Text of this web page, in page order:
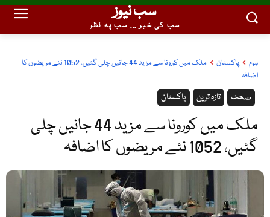
سب نیوز
سب کی خبر ... سب پہ نظر
ہوم پاکستان
ملک میں کورونا سے مزید 44 جانیں چلی گئیں، 1052 نئے مریضوں کا
اضافہ
پاکستان تازہ ترین صحت
ملک میں کورونا سے مزید 44 جانیں چلی
گئیں، 1052 نئے مریضوں کا اضافہ